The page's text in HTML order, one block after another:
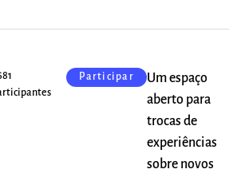
Participar
Um espaço
aberto para
trocas de
experiências
sobre novos